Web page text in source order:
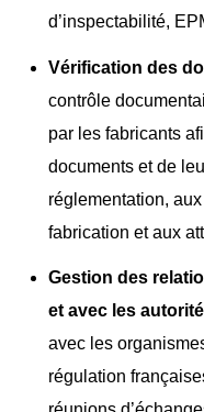
d’inspectabilité,
Vérification des
contrôle
par les fabricants
documents et de
réglementation,
fabrication et aux
Gestion des
et avec les
avec les
régulation